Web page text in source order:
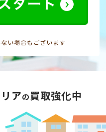
い場合もございます
アの買取強化中